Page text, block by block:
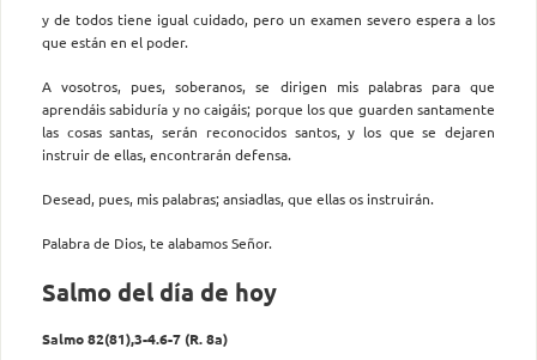
y de todos tiene igual cuidado, pero un examen severo espera a los
que están en el poder.
A vosotros, pues, soberanos, se dirigen mis palabras para que
aprendáis sabiduría y no caigáis; porque los que guarden santamente
las cosas santas, serán reconocidos santos, y los que se dejaren
instruir de ellas, encontrarán defensa.
Desead, pues, mis palabras; ansiadlas, que ellas os instruirán.
Palabra de Dios, te alabamos Señor.
Salmo del día de hoy
Salmo 82(81),3-4.6-7 (R. 8a)